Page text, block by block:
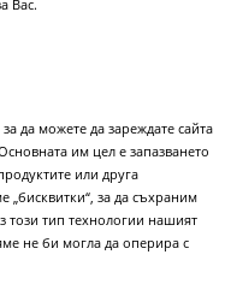
Вас.
да можете да зареждате сайта
им цел е запазването
или друга
за да съхраним
този тип технологии нашият
не би могла да оперира с